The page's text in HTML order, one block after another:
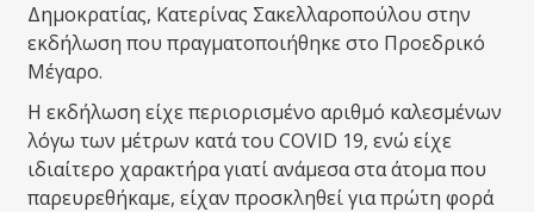
Δημοκρατίας, Κατερίνας Σακελλαροπούλου στην
εκδήλωση που πραγματοποιήθηκε στο Προεδρικό
Μέγαρο.
Η εκδήλωση είχε περιορισμένο αριθμό καλεσμένων
λόγω των μέτρων κατά του COVID 19, ενώ είχε
ιδιαίτερο χαρακτήρα γιατί ανάμεσα στα άτομα που
παρευρεθήκαμε, είχαν προσκληθεί για πρώτη φορά